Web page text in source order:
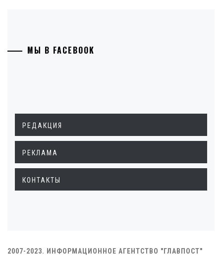
МЫ В FACEBOOK
РЕДАКЦИЯ
РЕКЛАМА
КОНТАКТЫ
2007-2023. ИНФОРМАЦИОННОЕ АГЕНТСТВО "ГЛАВПОСТ"